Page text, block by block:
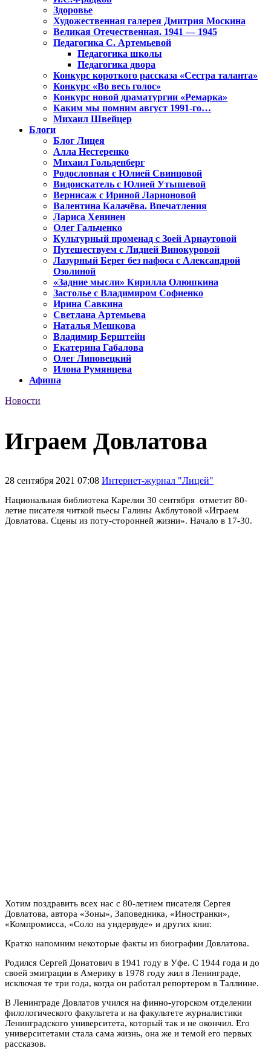
Здоровье
Художественная галерея Дмитрия Москина
Великая Отечественная. 1941 — 1945
Педагогика С. Артемьевой
Педагогика школы
Педагогика двора
Конкурс короткого рассказа «Сестра таланта»
Конкурс «Во весь голос»
Конкурс новой драматургии «Ремарка»
Каким мы помним август 1991-го…
Михаил Швейцер
Блоги
Блог Лицея
Алла Нестеренко
Михаил Гольденберг
Родословная с Юлией Свинцовой
Видоискатель с Юлией Утышевой
Вернисаж с Ириной Ларионовой
Валентина Калачёва. Впечатления
Лариса Хенинен
Олег Гальченко
Культурный променад с Зоей Арнаутовой
Путешествуем с Лидией Винокуровой
Лазурный Берег без пафоса с Александрой
Озолиной
«Задние мысли» Кирилла Олюшкина
Застолье с Владимиром Софиенко
Ирина Савкина
Светлана Артемьева
Наталья Мешкова
Владимир Берштейн
Екатерина Габалова
Олег Липовецкий
Илона Румянцева
Афиша
Новости
Играем Довлатова
28 сентября 2021 07:08 Интернет-журнал "Лицей"
Национальная библиотека Карелии 30 сентября отметит 80-
летие писателя читкой пьесы Галины Акблутовой «Играем
Довлатова. Сцены из поту-сторонней жизни». Начало в 17-30.
Хотим поздравить всех нас с 80-летием писателя Сергея
Довлатова, автора «Зоны», Заповедника, «Иностранки»,
«Компромисса, «Соло на ундервуде» и других книг.
Кратко напомним некоторые факты из биографии Довлатова.
Родился Сергей Донатович в 1941 году в Уфе. С 1944 года и до
своей эмиграции в Америку в 1978 году жил в Ленинграде,
исключая те три года, когда он работал репортером в Таллинне.
В Ленинграде Довлатов учился на финно-угорском отделении
филологического факультета и на факультете журналистики
Ленинградского университета, который так и не окончил. Его
университетами стала сама жизнь, она же и темой его первых
рассказов.